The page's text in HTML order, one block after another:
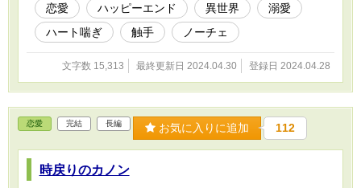
恋愛 ハッピーエンド 異世界
溺愛
ハート喘ぎ
触手 ノーチェ
文字数 15,313 最終更新日 2024.04.30 登録日 2024.04.28
恋愛 完結 長編 お気に入りに追加 112
時戻りのカノン